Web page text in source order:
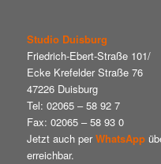
Studio Duisburg
Friedrich-Ebert-Straße 101/
Ecke Krefelder Straße 76
47226 Duisburg
Tel: 02065 – 58 92 7
Fax: 02065 – 58 93 0
Jetzt auch perWhatsApp
erreichbar.